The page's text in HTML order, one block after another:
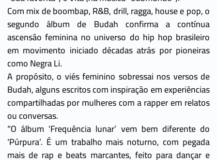
Com mix de boombap, R&B, drill, ragga, house e pop, o
segundo álbum de Budah confirma a contínua
ascensão feminina no universo do hip hop brasileiro
em movimento iniciado décadas atrás por pioneiras
como Negra Li.
A propósito, o viés feminino sobressai nos versos de
Budah, alguns escritos com inspiração em experiências
compartilhadas por mulheres com a rapper em relatos
ou conversas.
“O álbum ‘Frequência lunar’ vem bem diferente do
‘Púrpura’. É um trabalho mais noturno, com pegada
mais de rap e beats marcantes, feito para dançar e